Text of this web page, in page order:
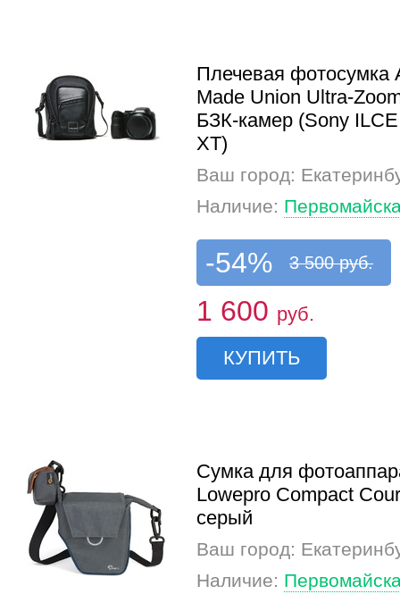
Плечевая фотосумка
Made Union Ultra-
БЗК-камер (Sony
XT)
Ваш город:
Наличие:
-54% 3 500 руб.
1 600 руб.
КУПИТЬ
Сумка для
Lowepro Compact
серый
Ваш город:
Наличие: